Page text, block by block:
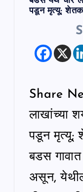
पडून मृत्यू;
Share
लाखांच्या
पडून मृत्यू;
बडस
असून,